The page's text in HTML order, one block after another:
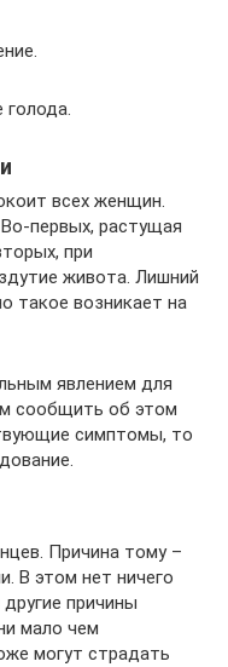
всех женщин.
первых, растущая
при
живота. Лишний
такое возникает на
явлением для
сообщить об этом
симптомы, то
Причина тому –
В этом нет ничего
причины
мало чем
могут страдать